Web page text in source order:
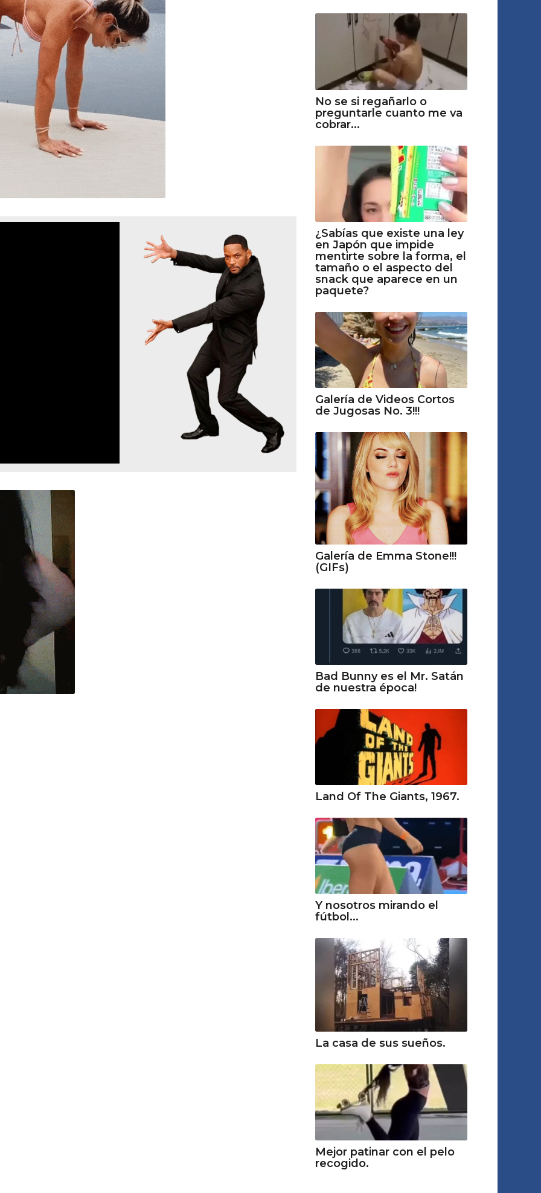
No se si regañarlo o
preguntarle cuanto me va
cobrar...
¿Sabías que existe una ley
en Japón que impide
mentirte sobre la forma, el
tamaño o el aspecto del
snack que aparece en un
paquete?
Galería de Videos Cortos
de Jugosas No. 3!!!
Galería de Emma Stone!!!
(GIFs)
Bad Bunny es el Mr. Satán
de nuestra época!
Land Of The Giants, 1967.
Y nosotros mirando el
fútbol...
La casa de sus sueños.
Mejor patinar con el pelo
recogido.